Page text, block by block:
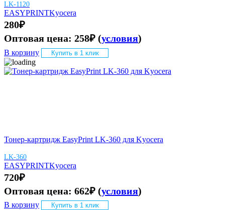
LK-1120
EASYPRINTKyocera
280₽
Оптовая цена: 258₽ (условия)
В корзину Купить в 1 клик
Тонер-картридж EasyPrint LK-360 для Kyocera
LK-360
EASYPRINTKyocera
720₽
Оптовая цена: 662₽ (условия)
В корзину Купить в 1 клик